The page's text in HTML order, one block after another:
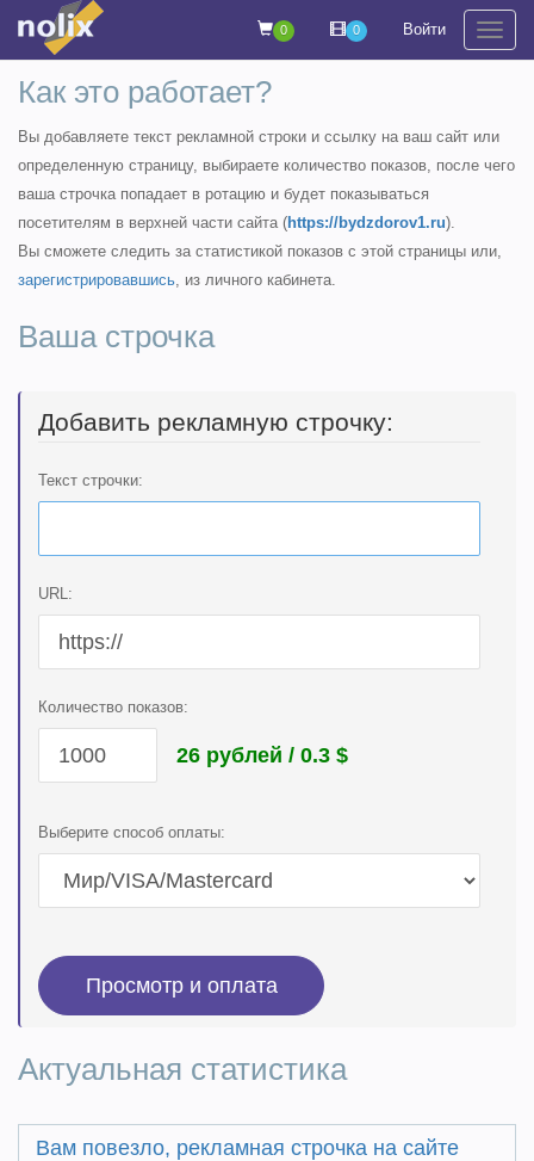
0 0 Войти
Как это работает?
Вы добавляете текст рекламной строки и ссылку на ваш сайт или
определенную страницу, выбираете количество показов, после чего
ваша строчка попадает в ротацию и будет показываться
посетителям в верхней части сайта (https://bydzdorov1.ru).
Вы сможете следить за статистикой показов с этой страницы или,
зарегистрировавшись, из личного кабинета.
Ваша строчка
Добавить рекламную строчку:
Текст строчки:
URL:
Количество показов:
26 рублей / 0.3 $
Выберите способ оплаты:
Актуальная статистика
Вам повезло, рекламная строчка на сайте